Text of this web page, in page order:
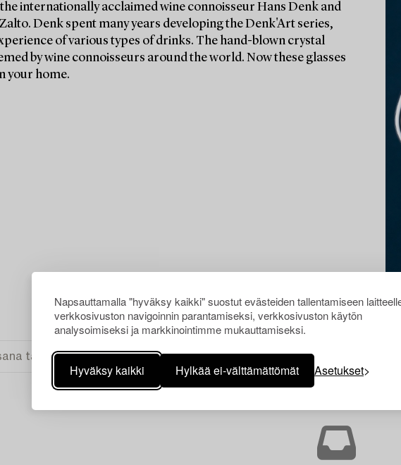
Napsauttamalla "hyväksy kaikki" suostut evästeiden tallentamiseen
verkkosivuston navigoinnin parantamiseksi, verkkosivuston käytön
analysoimiseksi ja markkinointimme mukauttamiseksi.
Hyväksy kaikki Hylkää ei-välttämättömät Asetukset
internationally acclaimed wine connoisseur Hans Denk and
Denk spent many years developing the Denk'Art series,
of various types of drinks. The hand-blown crystal
by wine connoisseurs around the world. Now these glasses
your home.